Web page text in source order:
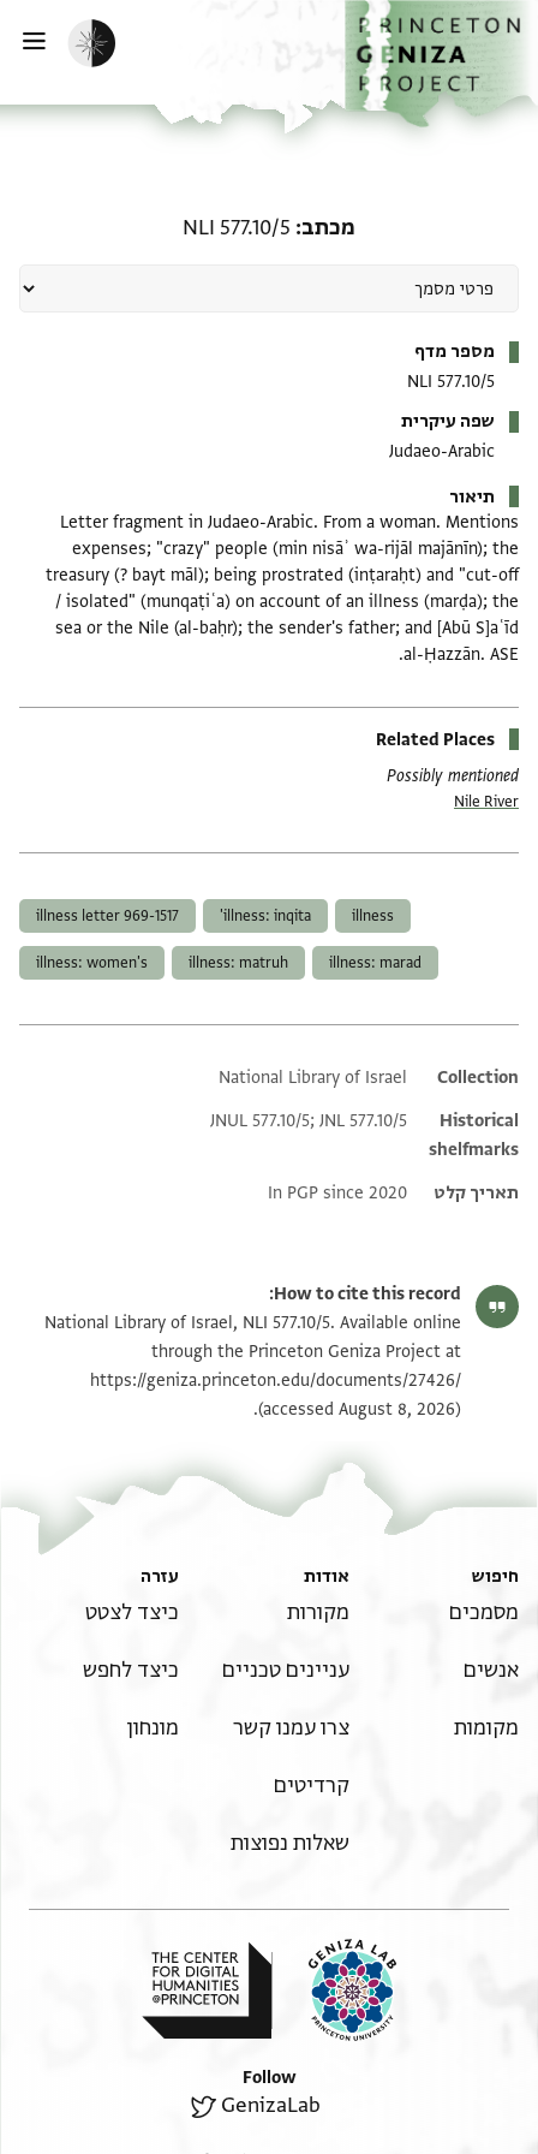
דילוג לתוכן
דף הבית
הפעלת מצב כהה
מכתב NLI 577.10/5
מספר מדף
NLI 577.10/5
שפה עיקרית
Judaeo-Arabic
תיאור
Letter fragment in Judaeo-Arabic. From a woman. Mentions
expenses; "crazy" people (min nisāʾ wa-rijāl majānīn); the
treasury (? bayt māl); being prostrated (inṭaraḥt) and "cut-off
/ isolated" (munqaṭiʿa) on account of an illness (marḍa); the
sea or the Nile (al-baḥr); the sender's father; and [Abū S]aʿīd
al-Ḥazzān. ASE.
Related Places
Possibly mentioned
Nile River
illness
illness: inqita'
illness letter 969-1517
illness: marad
illness: matruh
illness: women's
Additional metadata
Collection
National Library of Israel
Historical
shelfmarks
JNUL 577.10/5; JNL 577.10/5
תאריך קלט In PGP since 2020
How to cite this record:
National Library of Israel, NLI 577.10/5. Available online
through the Princeton Geniza Project at
https://geniza.princeton.edu/documents/27426/
(accessed August 8, 2026).
חיפוש
מסמכים
אנשים
מקומות
אודות
מקורות
עניינים טכניים
צרו עמנו קשר
קרדיטים
שאלות נפוצות
עזרה
כיצד לצטט
כיצד לחפש
מונחון
Follow
GenizaLab